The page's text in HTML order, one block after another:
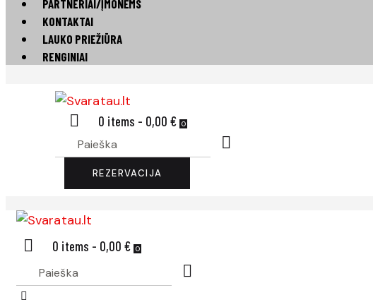
PARTNERIAI/ĮMONĖMS
KONTAKTAI
LAUKO PRIEŽIŪRA
RENGINIAI
0 items - 0,00 € 0
REZERVACIJA
0 items - 0,00 € 0